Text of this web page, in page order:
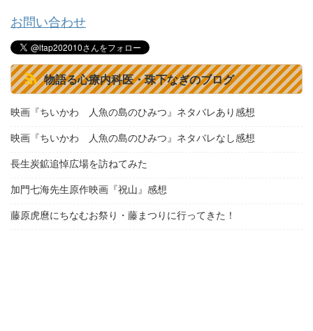
お問い合わせ
物語る心療内科医・珠下なぎのブログ
映画『ちいかわ 人魚の島のひみつ』ネタバレあり感想
映画『ちいかわ 人魚の島のひみつ』ネタバレなし感想
長生炭鉱追悼広場を訪ねてみた
加門七海先生原作映画『祝山』感想
藤原虎麿にちなむお祭り・藤まつりに行ってきた！